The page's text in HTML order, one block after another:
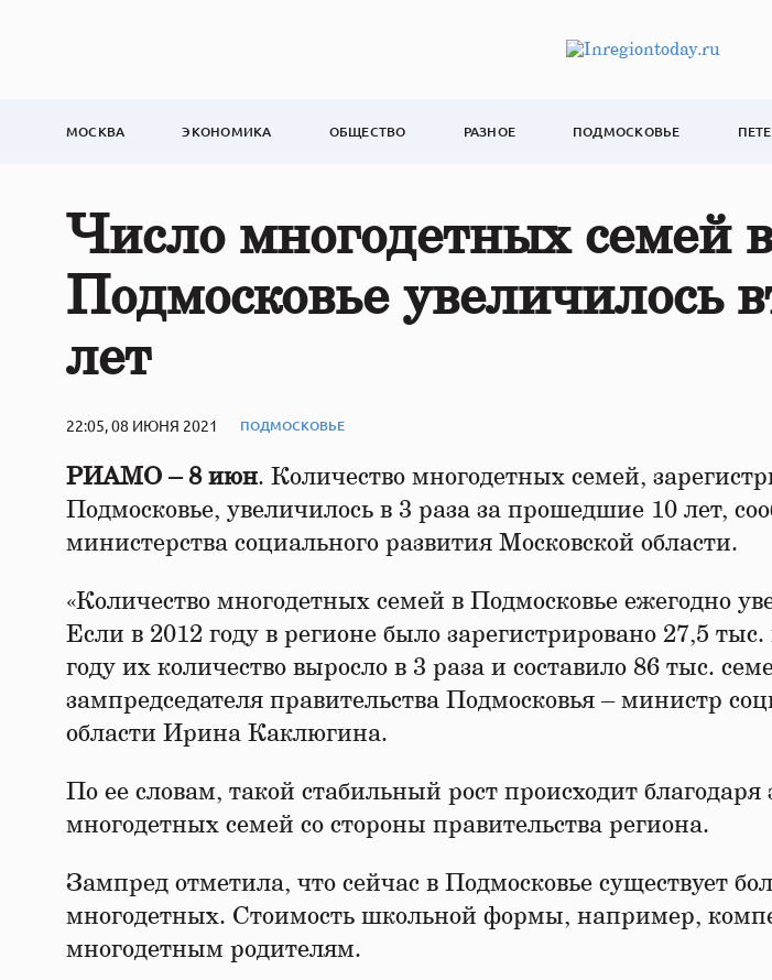
МОСКВА ЭКОНОМИКА ОБЩЕСТВО РАЗНОЕ ПОДМОСКОВЬЕ
Число многодетных семей в
Подмосковье увеличилось
лет
22:05, 08 ИЮНЯ 2021 ПОДМОСКОВЬЕ
РИАМО – 8 июн. Количество многодетных семей,
Подмосковье, увеличилось в 3 раза за прошедшие 10 лет,
министерства социального развития Московской области.
«Количество многодетных семей в Подмосковье ежегодно
Если в 2012 году в регионе было зарегистрировано 27,5
году их количество выросло в 3 раза и составило 86 тыс.
зампредседателя правительства Подмосковья – министр
области Ирина Каклюгина.
По ее словам, такой стабильный рост происходит
многодетных семей со стороны правительства региона.
Зампред отметила, что сейчас в Подмосковье существует
многодетных. Стоимость школьной формы, например,
многодетным родителям.